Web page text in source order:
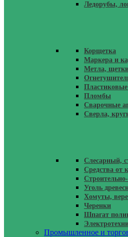
Ледорубы,
Корщетка
Маркера и
Метла,
Пломбы
Сварочные
Сверла,
Слесарный,
Средства от
Уголь
Хомуты,
Черенки
Шпагат
Промышленное и